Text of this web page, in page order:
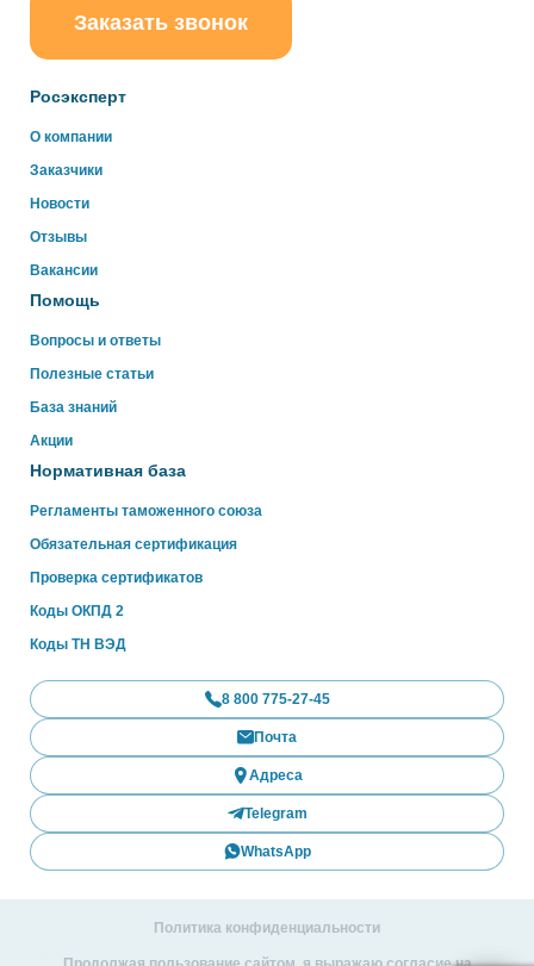
Росэксперт
О компании
Заказчики
Новости
Отзывы
Вакансии
Помощь
Вопросы и ответы
Полезные статьи
База знаний
Акции
Нормативная база
Регламенты таможенного союза
Обязательная сертификация
Проверка сертификатов
Коды ОКПД 2
Коды ТН ВЭД
Заказать звонок
8 800 775-27-45
Почта
Адреса
Telegram
WhatsApp
Политика конфиденциальности
online
Здравствуйте!
Свяжитесь с нами через WhatsApp нажав на кнопку